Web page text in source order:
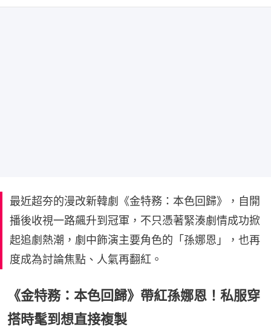
最近超夯的漫改新韓劇《金特務：本色回歸》，自開
播後收視一路飆升到冠軍，不只憑著緊湊劇情成功掀
起追劇熱潮，劇中飾演主要角色的「孫娜恩」，也再
度成為討論焦點、人氣再翻紅。
《金特務：本色回歸》帶紅孫娜恩！私服穿
搭時髦到想直接複製